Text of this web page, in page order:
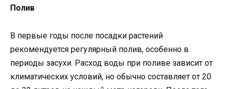
Полив
В первые годы после посадки растений
рекомендуется регулярный полив, особенно в
периоды засухи. Расход воды при поливе зависит от
климатических условий, но обычно составляет от 20